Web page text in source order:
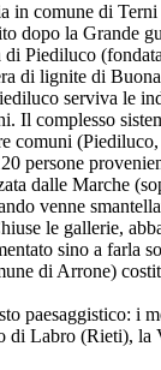
in comune di
dopo la Grande
di Piediluco
di lignite di
serviva le
Il complesso
comuni
persone
dalle Marche
venne
le gallerie,
sino a farla
di Arrone)
paesaggistico: i
di Labro (Rieti), la